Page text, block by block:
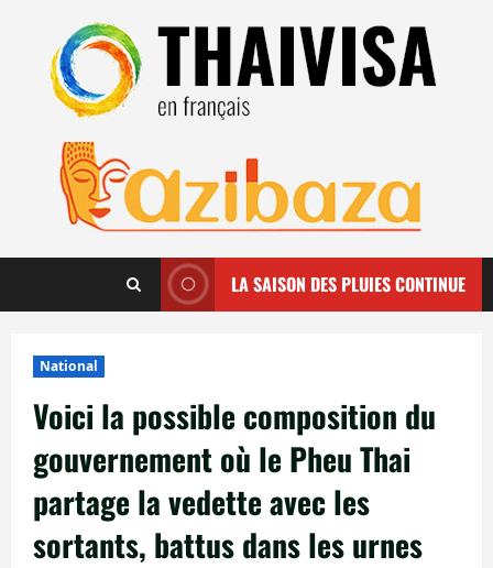
contenu
LA SAISON DES PLUIES CONTINUE
National
Voici la possible composition du
gouvernement où le Pheu Thai
partage la vedette avec les
sortants, battus dans les urnes